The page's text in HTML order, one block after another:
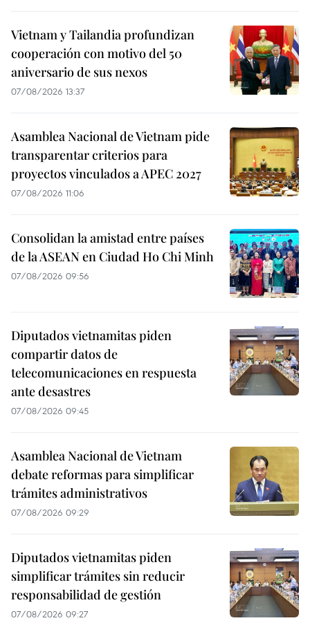
Vietnam y Tailandia profundizan
cooperación con motivo del 50
aniversario de sus nexos
07/08/2026 13:37
Asamblea Nacional de Vietnam pide
transparentar criterios para
proyectos vinculados a APEC 2027
07/08/2026 11:06
Consolidan la amistad entre países
de la ASEAN en Ciudad Ho Chi Minh
07/08/2026 09:56
Diputados vietnamitas piden
compartir datos de
telecomunicaciones en respuesta
ante desastres
07/08/2026 09:45
Asamblea Nacional de Vietnam
debate reformas para simplificar
trámites administrativos
07/08/2026 09:29
Diputados vietnamitas piden
simplificar trámites sin reducir
responsabilidad de gestión
07/08/2026 09:27